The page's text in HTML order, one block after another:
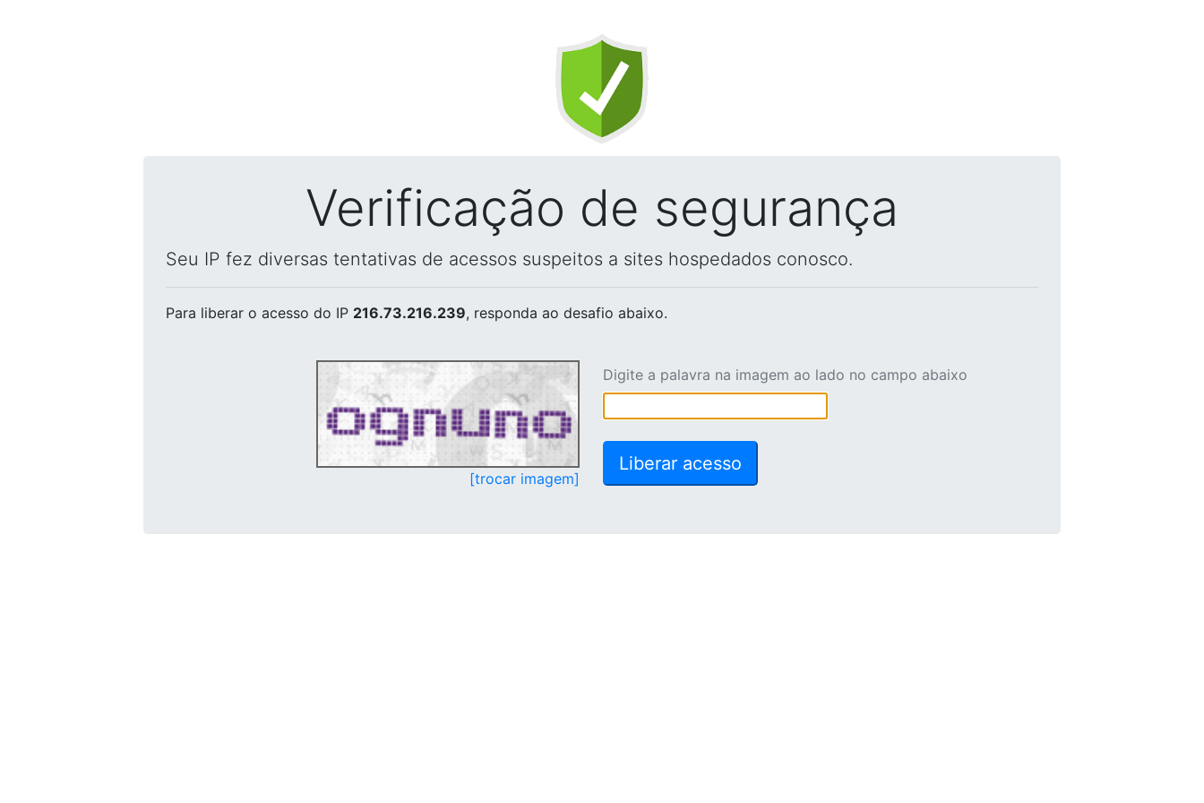
Verificação de segurança
Seu IP fez diversas tentativas de acessos suspeitos a sites hospedados conosco.
Para liberar o acesso do IP 216.73.216.239, responda ao desafio abaixo.
[trocar imagem]
Digite a palavra na imagem ao lado no campo abaixo